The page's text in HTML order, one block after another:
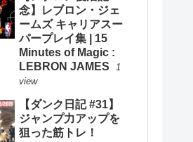
念】レブロン・ジェ
ームズ キャリアスー
パープレイ集 | 15
Minutes of Magic :
LEBRON JAMES
1
view
【ダンク日記 #31】
ジャンプ力アップを
狙った筋トレ！